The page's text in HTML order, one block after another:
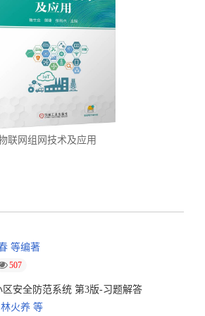
联网组网技术及应用
等编著
507
区安全防范系统 第3版-习题解答
火养 等